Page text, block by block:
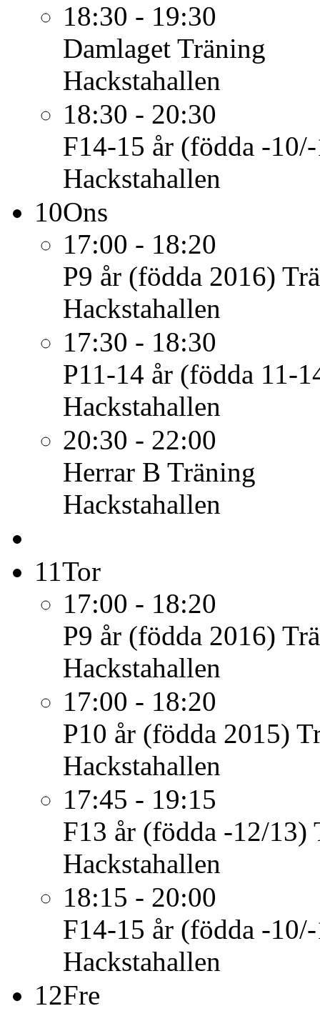
18:30 - 19:30
Damlaget Träning
Hackstahallen
18:30 - 20:30
F14-15 år (födda -
Hackstahallen
10Ons
17:00 - 18:20
P9 år (födda 2016)
Hackstahallen
17:30 - 18:30
P11-14 år (födda 11-
Hackstahallen
20:30 - 22:00
Herrar B Träning
Hackstahallen
11Tor
17:00 - 18:20
P9 år (födda 2016)
Hackstahallen
17:00 - 18:20
P10 år (födda 2015)
Hackstahallen
17:45 - 19:15
F13 år (födda -12/13)
Hackstahallen
18:15 - 20:00
F14-15 år (födda -
Hackstahallen
12Fre